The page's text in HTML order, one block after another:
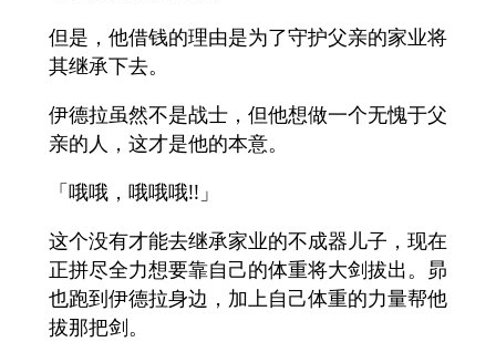
但是，他借钱的理由是为了守护父亲的家业将
其继承下去。
伊德拉虽然不是战士，但他想做一个无愧于父
亲的人，这才是他的本意。
「哦哦，哦哦哦!!」
这个没有才能去继承家业的不成器儿子，现在
正拼尽全力想要靠自己的体重将大剑拔出。昴
也跑到伊德拉身边，加上自己体重的力量帮他
拔那把剑。